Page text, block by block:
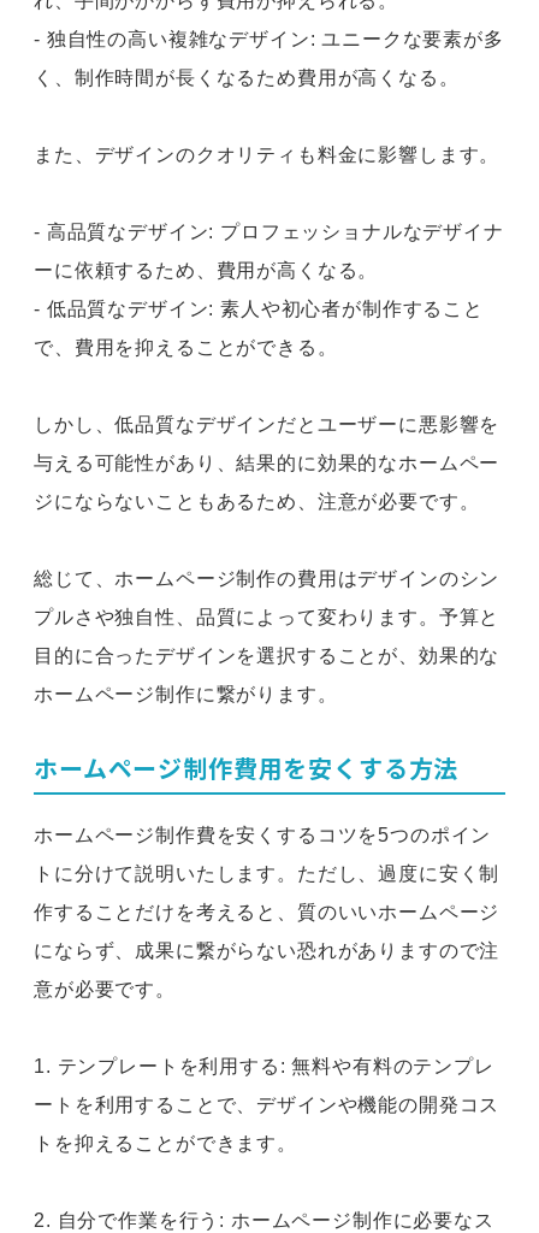
- 独自性の高い複雑なデザイン: ユニークな要素が多
く、制作時間が長くなるため費用が高くなる。
また、デザインのクオリティも料金に影響します。
- 高品質なデザイン: プロフェッショナルなデザイナ
ーに依頼するため、費用が高くなる。
- 低品質なデザイン: 素人や初心者が制作すること
で、費用を抑えることができる。
しかし、低品質なデザインだとユーザーに悪影響を
与える可能性があり、結果的に効果的なホームペー
ジにならないこともあるため、注意が必要です。
総じて、ホームページ制作の費用はデザインのシン
プルさや独自性、品質によって変わります。予算と
目的に合ったデザインを選択することが、効果的な
ホームページ制作に繋がります。
ホームページ制作費用を安くする方法
ホームページ制作費を安くするコツを5つのポイン
トに分けて説明いたします。ただし、過度に安く制
作することだけを考えると、質のいいホームページ
にならず、成果に繋がらない恐れがありますので注
意が必要です。
1. テンプレートを利用する: 無料や有料のテンプレ
ートを利用することで、デザインや機能の開発コス
トを抑えることができます。
2. 自分で作業を行う: ホームページ制作に必要なス